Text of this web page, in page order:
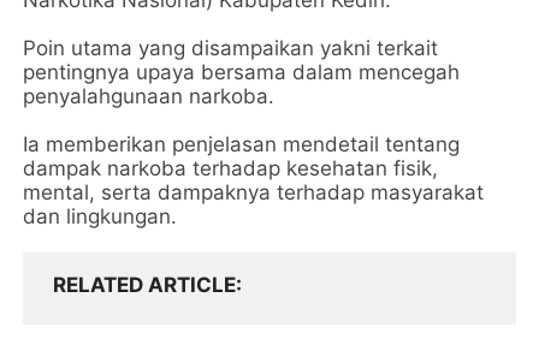
Poin utama yang disampaikan yakni terkait
pentingnya upaya bersama dalam mencegah
penyalahgunaan narkoba.
Ia memberikan penjelasan mendetail tentang
dampak narkoba terhadap kesehatan fisik,
mental, serta dampaknya terhadap masyarakat
dan lingkungan.
RELATED ARTICLE